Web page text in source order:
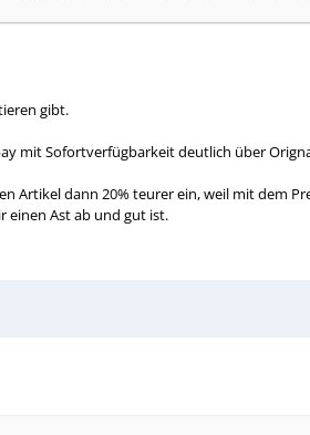
gibt.
mit Sofortverfügbarkeit deutlich über
Artikel dann 20% teurer ein, weil mit dem
einen Ast ab und gut ist.